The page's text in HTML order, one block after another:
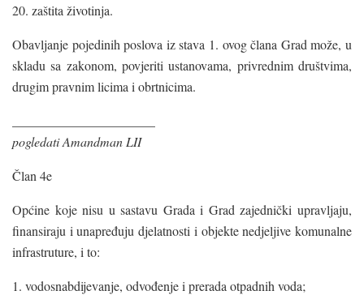
20. zaštita životinja.
Obavljanje pojedinih poslova iz stava 1. ovog člana Grad može, u
skladu sa zakonom, povjeriti ustanovama, privrednim društvima,
drugim pravnim licima i obrtnicima.
pogledati Amandman LII
Član 4e
Općine koje nisu u sastavu Grada i Grad zajednički upravljaju,
finansiraju i unapređuju djelatnosti i objekte nedjeljive komunalne
infrastruture, i to:
1. vodosnabdijevanje, odvođenje i prerada otpadnih voda;